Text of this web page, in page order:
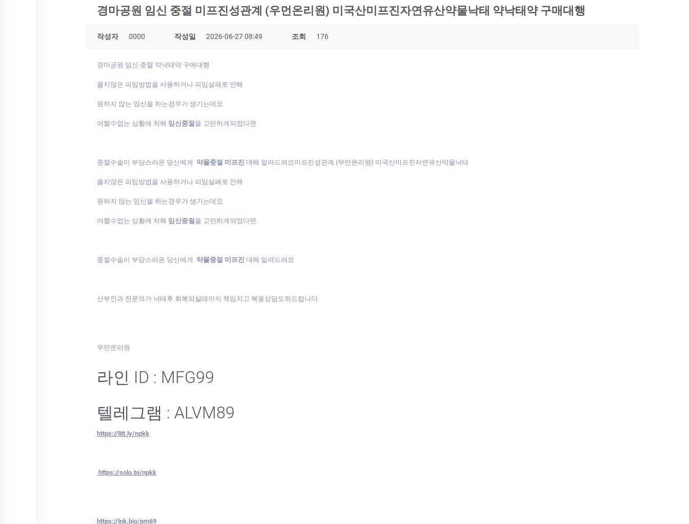
경마공원 임신 중절 미프진성관계 (우먼온리원) 미국산미프진자연유산약물낙­태 약낙­태약 구매대행
작성자 0000 작성일 2026-06-27 08:49 조회 176
경마공원 임신 중절 약낙­태약 구매대행
옳지않은 피임방법을 사용하거나 피임실패로 인해
원하지 않는 임신을 하는경우가 생기는데요
어쩔수없는 상황에 처해 임신중절 을 고민하게되었다면
중절수술이 부담스러운 당신에게 약물중절 미프진 대해 알려드려요미프진성관계 (우먼온리원) 미국산미프진자연유산약물낙­태
옳지않은 피임방법을 사용하거나 피임실패로 인해
원하지 않는 임신을 하는경우가 생기는데요
어쩔수없는 상황에 처해 임신중절 을 고민하게되었다면
중절수술이 부담스러운 당신에게 약물중절 미프진 대해 알려드려요
산부인과 전문의가 낙태후 회복되실때까지 책임지고 복용상담도와드립니다
우먼온리원
라인 ID : MFG99
텔레그램 : ALVM89
https://litt.ly/npkk
https://solo.to/npkk
https://lnk.bio/pm69